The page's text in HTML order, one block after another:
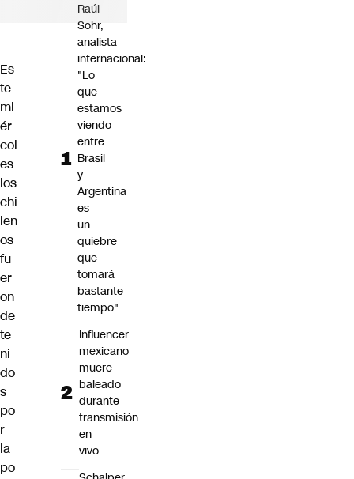
Es
te
mi
ér
col
es
los
chi
len
os
fu
er
on
de
te
ni
do
s
po
r
la
po
Raúl
Sohr,
analista
internacional:
"Lo
que
estamos
viendo
entre
Brasil
y
Argentina
es
un
quiebre
que
tomará
bastante
tiempo"
Influencer
mexicano
muere
baleado
durante
transmisión
en
vivo